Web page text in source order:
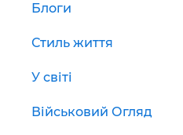
Блоги
Стиль життя
У світі
Військовий Огляд